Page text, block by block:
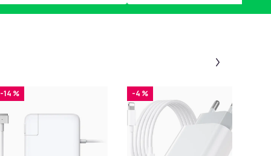
-14 % -4 %